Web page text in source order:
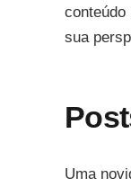
conteúdo
sua
Uma